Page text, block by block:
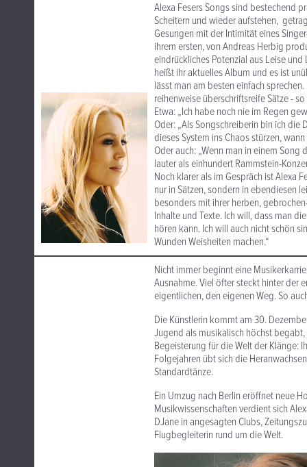
Alexa Fesers Songs sind bestechend
Scheitern und wieder aufstehen,
Gesungen mit der Intimität eines
ihrem ersten, von Andreas Herbig
eindrückliches Potenzial aus Leise
heißt ihr aktuelles Album und es ist
lässt man am besten einfach
reihenweise überschriftsreife Sätze -
Etwa: „Ich habe noch nie im Regen
Oder: „Als Songschreiberin bin ich die
dieses System ins Chaos stürzen,
Oder auch: „Wenn man in einem
lauter als einhundert Rammstein-
Noch klarer als im Gespräch ist Alexa
nur in Sätzen, sondern in ebendiesen
besonders mit ihrer herben,
Inhalte und Texte. Ich will, dass man
hören kann. Ich will auch nicht schön
Wunden Weisheiten machen.“
Nicht immer beginnt eine
Ausnahme. Viel öfter steckt hinter der
eigentlichen, den eigenen Weg. So
Die Künstlerin kommt am 30.
Jugend als musikalisch höchst
Begeisterung für die Welt der Klänge:
Folgejahren übt sich die
Standardtänze.
Ein Umzug nach Berlin eröffnet neue
Musikwissenschaften verdient sich
DJane in angesagten Clubs,
Flugbegleiterin rund um die Welt.